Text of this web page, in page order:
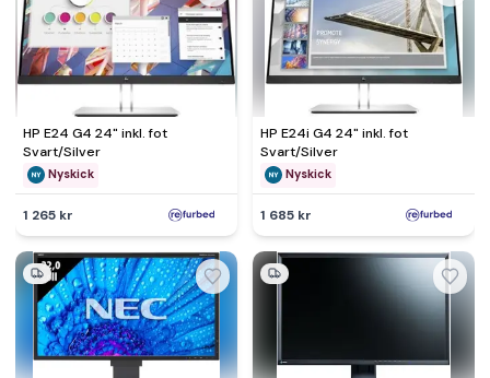
HP E24 G4 24" inkl. fot
Svart/Silver
Nyskick
1 265 kr
HP E24i G4 24" inkl. fot
Svart/Silver
Nyskick
1 685 kr